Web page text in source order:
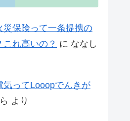
災保険って一条提携の
れ高いの？ に ななし
気ってLooopでんきが
より